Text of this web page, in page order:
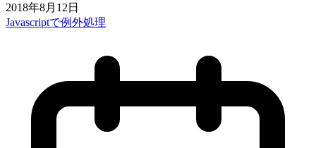
2018年8月12日
Javascriptで例外処理